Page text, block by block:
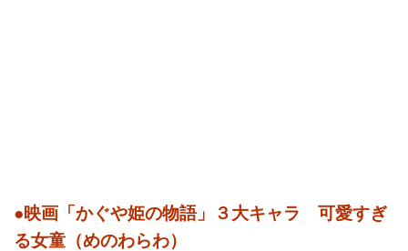
●映画「かぐや姫の物語」３大キャラ 可愛すぎ
る女童（めのわらわ）